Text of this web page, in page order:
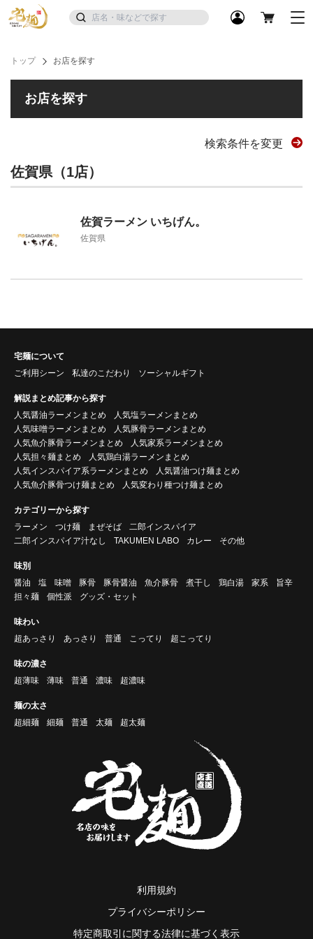
トップ お店を探す
お店を探す
検索条件を変更
佐賀県（1店）
佐賀ラーメン いちげん。
佐賀県
宅麺について
ご利用シーン
私達のこだわり ソーシャルギフト
解説まとめ記事から探す
人気醤油ラーメンまとめ
人気塩ラーメンまとめ
人気味噌ラーメンまとめ
人気豚骨ラーメンまとめ
人気魚介豚骨ラーメンまとめ
人気家系ラーメンまとめ
人気担々麺まとめ
人気鶏白湯ラーメンまとめ
人気インスパイア系ラーメンまとめ
人気醤油つけ麺まとめ
人気魚介豚骨つけ麺まとめ
人気変わり種つけ麺まとめ
カテゴリーから探す
ラーメン
つけ麺 まぜそば
二郎インスパイア
二郎インスパイア汁なし
TAKUMEN LABO カレー その他
味別
醤油
塩 味噌 豚骨 豚骨醤油 魚介豚骨 煮干し 鶏白湯 家系
旨辛
担々麺
個性派 グッズ・セット
味わい
超あっさり
あっさり 普通 こってり 超こってり
味の濃さ
超薄味
薄味 普通 濃味 超濃味
麺の太さ
超細麺
細麺 普通 太麺 超太麺
利用規約
プライバシーポリシー
特定商取引に関する法律に基づく表示